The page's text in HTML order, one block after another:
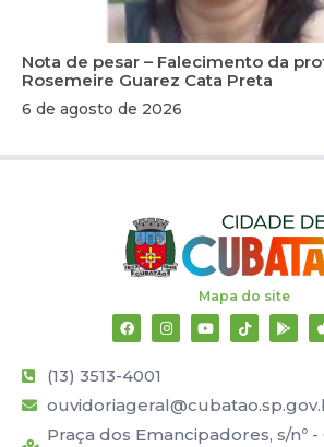
Nota de pesar – Falecimento da
Rosemeire Guarez Cata Preta
6 de agosto de 2026
Mapa do site
(13) 3513-4001
Praça dos Emancipadores, s/nº